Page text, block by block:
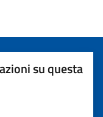
su questa